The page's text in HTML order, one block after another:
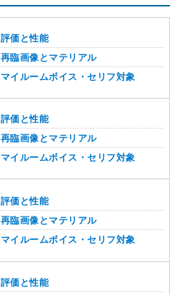
評価と性能
再臨画像とマテリアル
マイルームボイス・セリフ対象
評価と性能
再臨画像とマテリアル
マイルームボイス・セリフ対象
評価と性能
再臨画像とマテリアル
マイルームボイス・セリフ対象
評価と性能